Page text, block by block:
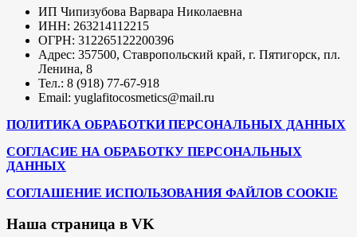
ИП Чипизубова Варвара Николаевна
ИНН: 263214112215
ОГРН: 312265122200396
Адрес: 357500, Ставропольский край, г. Пятигорск, пл.
Ленина, 8
Тел.: 8 (918) 77-67-918
Email: yuglafitocosmetics@mail.ru
ПОЛИТИКА ОБРАБОТКИ ПЕРСОНАЛЬНЫХ ДАННЫХ
СОГЛАСИЕ НА ОБРАБОТКУ ПЕРСОНАЛЬНЫХ
ДАННЫХ
СОГЛАШЕНИЕ ИСПОЛЬЗОВАНИЯ ФАЙЛОВ COOKIE
Наша страница в VK